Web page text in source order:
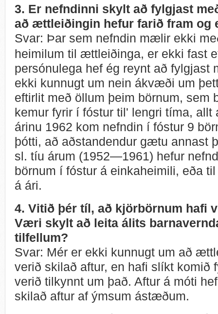
3. Er nefndinni skylt að fylgjast
að ættleiðingin hefur farið fram og
Svar: Þar sem nefndin mælir ekki
heimilum til ættleiðinga, er ekki fast
persónulega hef ég reynt að fylgjast
ekki kunnugt um nein ákvæði um
eftirlit með öllum þeim börnum, sem
kemur fyrir í fóstur til' lengri tíma, allt
árinu 1962 kom nefndin í fóstur 9
þótti, að aðstandendur gætu annast
sl. tíu árum (1952—1961) hefur
börnum í fóstur á einkaheimili, eða
á ári.
4. Vitið þér tíl, að kjörbörnum hafi
Væri skylt að leita álits
tilfellum?
Svar: Mér er ekki kunnugt um að
verið skilað aftur, en hafi slíkt komið
verið tilkynnt um það. Aftur á móti
skilað aftur af ýmsum ástæðum.